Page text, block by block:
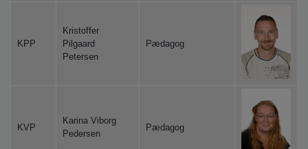
KPP
Kristoffer
Pilgaard
Petersen
Pædagog
KVP
Karina Viborg
Pedersen
Pædagog